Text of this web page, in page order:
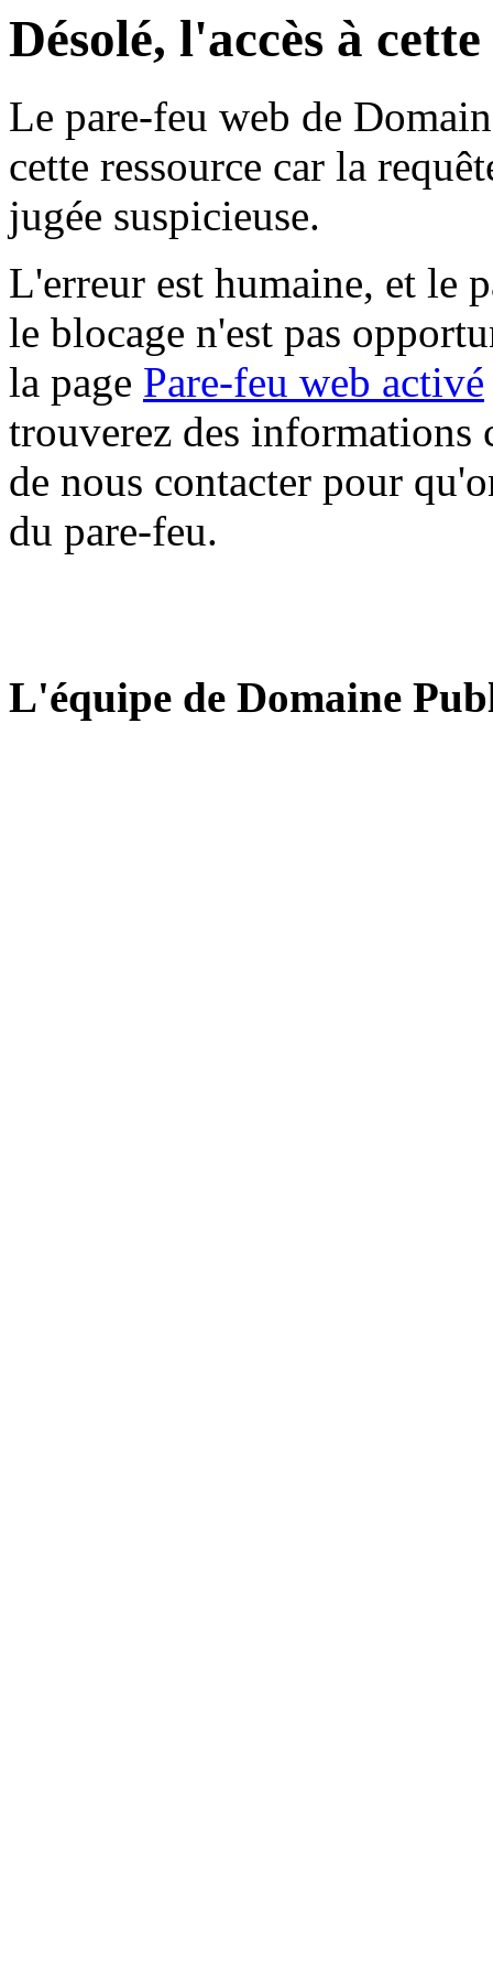
Désolé, l'accès à
Le pare-feu web de
cette ressource car la
jugée suspicieuse.
L'erreur est humaine, et le
le blocage n'est pas
la page Pare-feu web activé
trouverez des informations
de nous contacter pour
du pare-feu.
L'équipe de Domaine